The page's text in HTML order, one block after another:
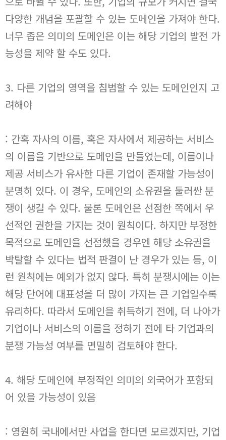
다양한 개념을 포괄할 수 있는 도메인을 가져야 한다.
너무 좁은 의미의 도메인은 이는 해당 기업의 발전 가
능성을 제약 할 수도 있다.
3. 다른 기업의 영역을 침범할 수 있는 도메인인지 고
려해야
: 간혹 자사의 이름, 혹은 자사에서 제공하는 서비스
의 이름을 기반으로 도메인을 만들었는데, 이름이나
제공 서비스가 유사한 다른 기업이 존재할 가능성이
분명히 있다. 이 경우, 도메인의 소유권을 둘러싼 분
쟁이 생길 수 있다. 물론 도메인은 선점한 쪽에서 우
선적인 권한을 가지는 것이 원칙이다. 하지만 부정한
목적으로 도메인을 선점했을 경우엔 해당 소유권을
박탈할 수 있다는 법적 판결이 난 경우가 있는 등, 이
런 원칙에는 예외가 없지 않다. 특히 분쟁시에는 이는
해당 단어에 대표성을 더 많이 가지는 큰 기업일수록
유리하다. 따라서 도메인을 취득하기 전에, 더 나아가
기업이나 서비스의 이름을 정하기 전에 타 기업과의
분쟁 가능성 여부를 면밀히 검토해야 한다.
4. 해당 도메인에 부정적인 의미의 외국어가 포함되
어 있을 가능성이 있음
: 영원히 국내에서만 사업을 한다면 모르겠지만, 기업